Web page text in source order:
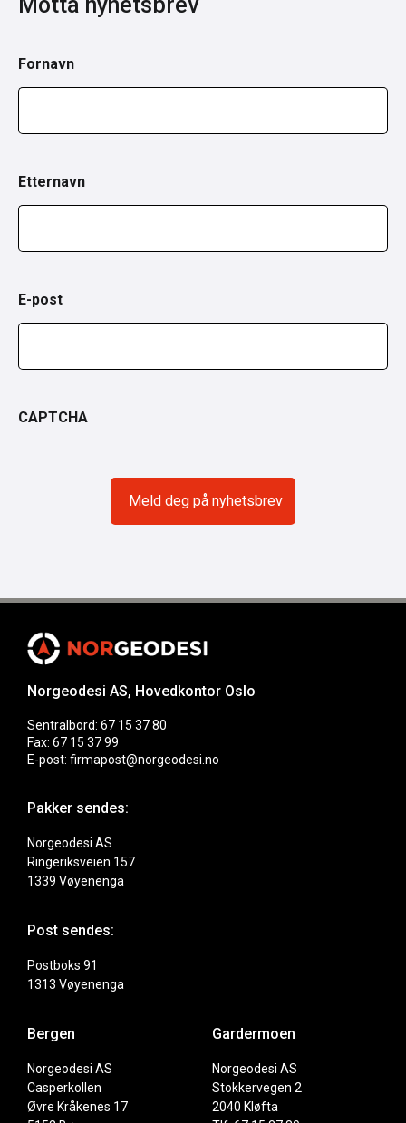
Fornavn
Etternavn
E-post
CAPTCHA
Norgeodesi AS, Hovedkontor Oslo
Sentralbord: 67 15 37 80
Fax: 67 15 37 99
E-post: firmapost@norgeodesi.no
Pakker sendes:
Norgeodesi AS
Ringeriksveien 157
1339 Vøyenenga
Post sendes:
Postboks 91
1313 Vøyenenga
Bergen
Norgeodesi AS
Casperkollen
Øvre Kråkenes 17
Gardermoen
Norgeodesi AS
Stokkervegen 2
2040 Kløfta